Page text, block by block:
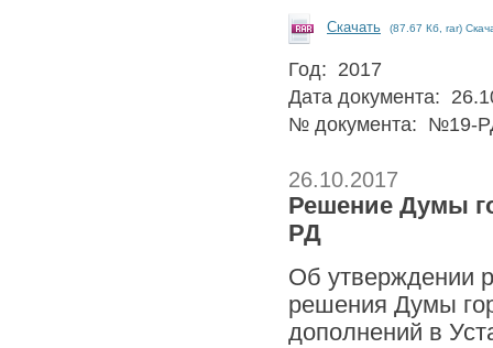
Скачать (87.67 Кб, rar)
Год: 2017
Дата документа:
№ документа: №19-
26.10.2017
Решение Думы
РД
Об утверждении
решения Думы
дополнений в